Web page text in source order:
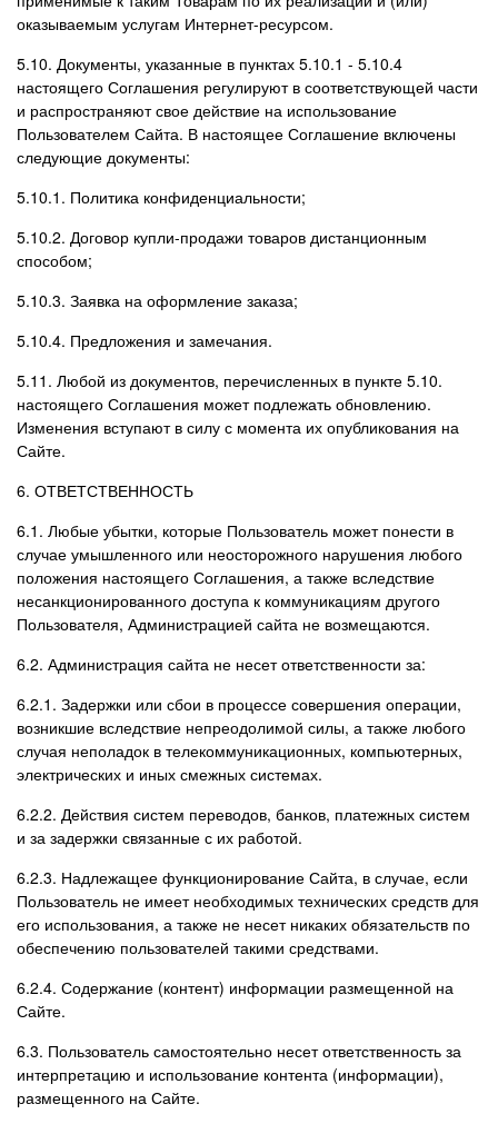
оказываемым услугам Интернет-ресурсом.
5.10. Документы, указанные в пунктах 5.10.1 - 5.10.4
настоящего Соглашения регулируют в соответствующей части
и распространяют свое действие на использование
Пользователем Сайта. В настоящее Соглашение включены
следующие документы:
5.10.1. Политика конфиденциальности;
5.10.2. Договор купли-продажи товаров дистанционным
способом;
5.10.3. Заявка на оформление заказа;
5.10.4. Предложения и замечания.
5.11. Любой из документов, перечисленных в пункте 5.10.
настоящего Соглашения может подлежать обновлению.
Изменения вступают в силу с момента их опубликования на
Сайте.
6. ОТВЕТСТВЕННОСТЬ
6.1. Любые убытки, которые Пользователь может понести в
случае умышленного или неосторожного нарушения любого
положения настоящего Соглашения, а также вследствие
несанкционированного доступа к коммуникациям другого
Пользователя, Администрацией сайта не возмещаются.
6.2. Администрация сайта не несет ответственности за:
6.2.1. Задержки или сбои в процессе совершения операции,
возникшие вследствие непреодолимой силы, а также любого
случая неполадок в телекоммуникационных, компьютерных,
электрических и иных смежных системах.
6.2.2. Действия систем переводов, банков, платежных систем
и за задержки связанные с их работой.
6.2.3. Надлежащее функционирование Сайта, в случае, если
Пользователь не имеет необходимых технических средств для
его использования, а также не несет никаких обязательств по
обеспечению пользователей такими средствами.
6.2.4. Содержание (контент) информации размещенной на
Сайте.
6.3. Пользователь самостоятельно несет ответственность за
интерпретацию и использование контента (информации),
размещенного на Сайте.